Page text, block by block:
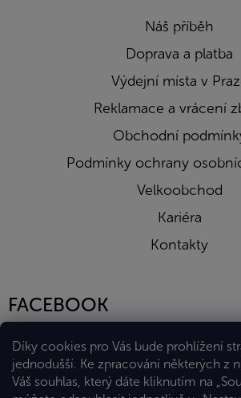
Díky cookies pro Vás bude prohlížení
jednodušší. Ke zpracování některých z
Váš souhlas, který dáte kliknutím na
Náš příběh
Doprava a platba
Výdejní místa v
Reklamace a vrácení
Obchodní
Podmínky ochrany
Velkoobchod
Kariéra
Kontakty
FACEBOOK